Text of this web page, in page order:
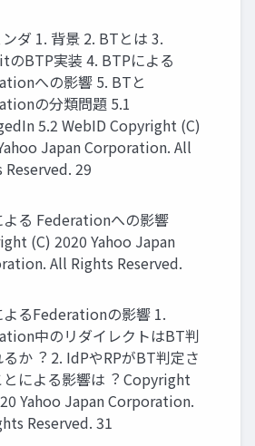
ダ 1. 背景 2. BTとは 3.
のBTP実装 4. BTPによる
への影響 5. BTと
の分類問題 5.1
5.2 WebID Copyright (C)
Japan Corporation. All
Reserved. 29
よる Federationへの影響
(C) 2020 Yahoo Japan
All Rights Reserved.
るFederationの影響 1.
中のリダイレクトはBT判
か︖ 2. IdPやRPがBT判定さ
とによる影響は︖ Copyright
Yahoo Japan Corporation.
Reserved. 31